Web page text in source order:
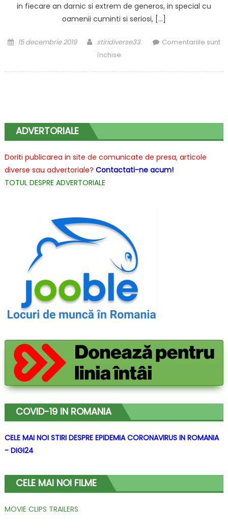
in fiecare an darnic si extrem de generos, in special cu
oamenii cuminti si seriosi, […]
Posted
15 decembrie 2019 Author
stiridiverse33
Comentariile sunt
închisepentru
care
le-
ar
ATV-
uri
ADVERTORIALE
Doriti publicarea in site de comunicate de presa, articole
diverse sau advertoriale? Contactati-ne acum!
TOTUL DESPRE ADVERTORIALE
COVID-19 IN ROMANIA
CELE MAI NOI STIRI DESPRE EPIDEMIA CORONAVIRUS IN ROMANIA
- DIGI24
CELE MAI NOI FILME
MOVIE CLIPS TRAILERS